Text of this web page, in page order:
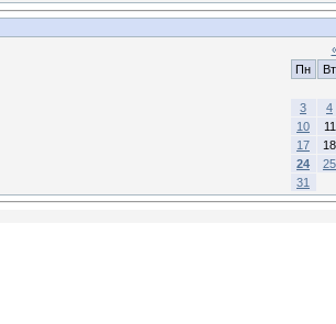
Пн
Вт
3
4
10
11
17
18
24
25
31